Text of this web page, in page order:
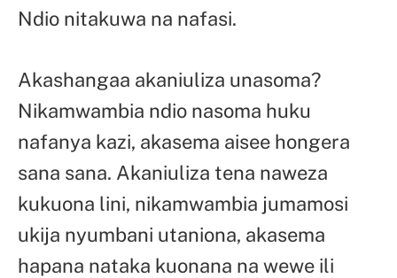
Ndio nitakuwa na nafasi.
Akashangaa akaniuliza unasoma?
Nikamwambia ndio nasoma huku
nafanya kazi, akasema aisee hongera
sana sana. Akaniuliza tena naweza
kukuona lini, nikamwambia jumamosi
ukija nyumbani utaniona, akasema
hapana nataka kuonana na wewe ili